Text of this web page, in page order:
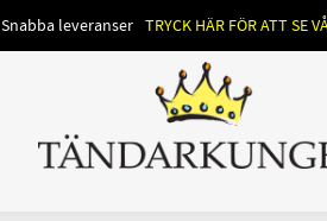
Snabba leveranser TRYCK HÄR FÖR ATT SE